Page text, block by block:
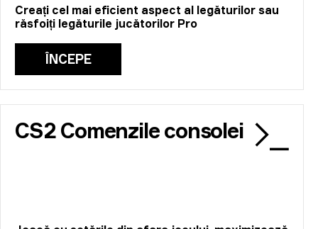
Creați cel mai eficient aspect al legăturilor sau
răsfoiți legăturile jucătorilor Pro
ÎNCEPE
CS2 Comenzile consolei